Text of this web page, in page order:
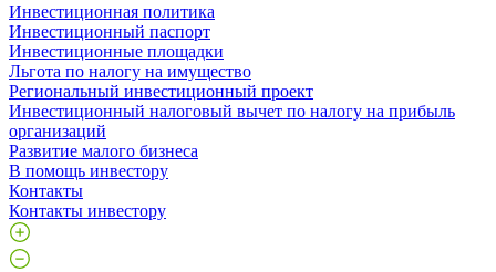
Инвестиционная политика
Инвестиционный паспорт
Инвестиционные площадки
Льгота по налогу на имущество
Региональный инвестиционный проект
Инвестиционный налоговый вычет по налогу на прибыль
организаций
Развитие малого бизнеса
В помощь инвестору
Контакты
Контакты инвестору